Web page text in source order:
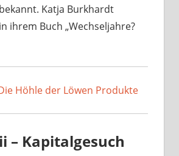
Katja Burkhardt
ihrem Buch „Wechseljahre?
Höhle der Löwen Produkte
– Kapitalgesuch